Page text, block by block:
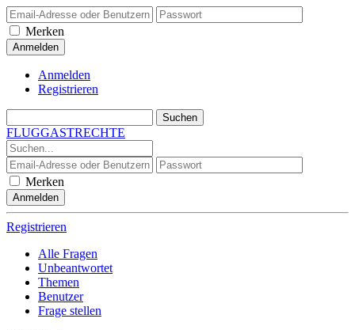
Merken
Anmelden
Registrieren
FLUGGASTRECHTE
Merken
Registrieren
Alle Fragen
Unbeantwortet
Themen
Benutzer
Frage stellen